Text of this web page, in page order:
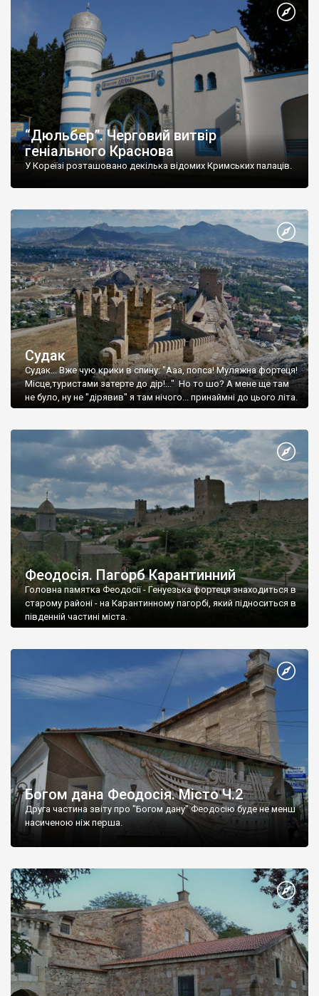
“Дюльбер”. Черговий витвір
геніального Краснова
У Кореїзі розташовано декілька відомих Кримських палаців.
Судак
Судак... Вже чую крики в спину: "Ааа, попса! Муляжна фортеця!
Місце,туристами затерте до дір!..." Но то шо? А мене ще там
не було, ну не "дірявив" я там нічого... принаймні до цього літа.
Феодосія. Пагорб Карантинний
Головна памятка Феодосії - Генуезька фортеця знаходиться в
старому районі - на Карантинному пагорбі, який підноситься в
південній частині міста.
Богом дана Феодосія. Місто Ч.2
Друга частина звіту про "Богом дану" Феодосію буде не менш
насиченою ніж перша.